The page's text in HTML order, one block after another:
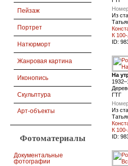
Пейзаж
Портрет
Натюрморт
Жанровая картина
Иконопись
Скульптура
Арт-объекты
Фотоматериалы
Документальные
фотографии
Из
К
ID:
На
ГТГ
Из
К
ID: